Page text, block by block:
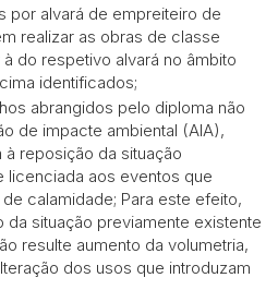
por alvará de empreiteiro de
realizar as obras de classe
do respetivo alvará no âmbito
identificados;
abrangidos pelo diploma não
de impacte ambiental (AIA),
reposição da situação
licenciada aos eventos que
calamidade; Para este efeito,
situação previamente existente
resulte aumento da volumetria,
dos usos que introduzam